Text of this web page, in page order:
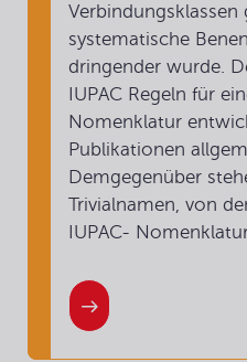
Verbindungsklassen
systematische
dringender wurde.
IUPAC Regeln für
Nomenklatur
Publikationen
Demgegenüber
Trivialnamen, von
IUPAC-